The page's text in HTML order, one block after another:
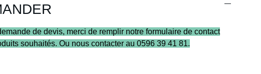
de devis, merci de remplir notre formulaire de contact
souhaités. Ou nous contacter au 0596 39 41 81.